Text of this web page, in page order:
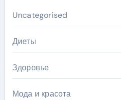
Uncategorised
Диеты
Здоровье
Мода и красота